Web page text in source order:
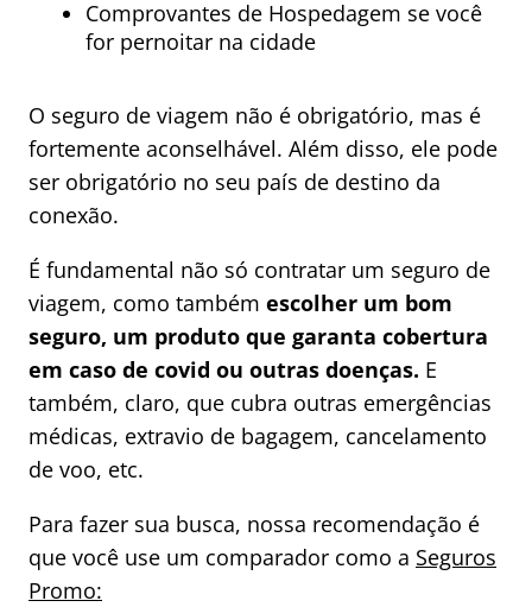
Comprovantes de Hospedagem se você
for pernoitar na cidade
O seguro de viagem não é obrigatório, mas é
fortemente aconselhável. Além disso, ele pode
ser obrigatório no seu país de destino da
conexão.
É fundamental não só contratar um seguro de
viagem, como também escolher um bom
seguro, um produto que garanta cobertura
em caso de covid ou outras doenças. E
também, claro, que cubra outras emergências
médicas, extravio de bagagem, cancelamento
de voo, etc.
Para fazer sua busca, nossa recomendação é
que você use um comparador como a Seguros
Promo: